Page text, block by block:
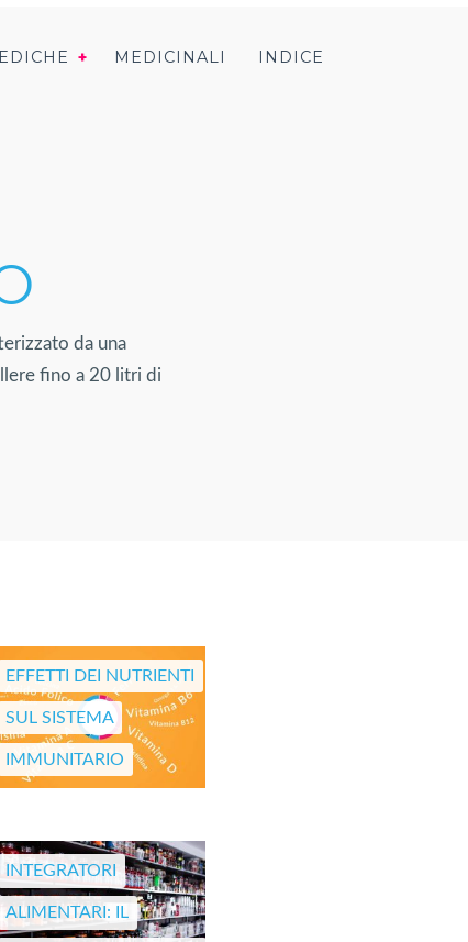
MEDICINALI INDICE
da una
fino a 20 litri di
EFFETTI DEI NUTRIENTI
SUL SISTEMA
IMMUNITARIO
INTEGRATORI
ALIMENTARI: IL